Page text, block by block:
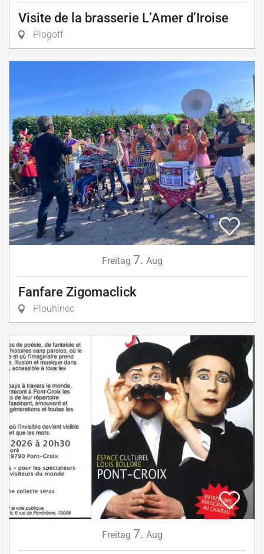
Visite de la brasserie L’Amer d’Iroise
Plogoff
Freitag 7. Aug
Fanfare Zigomaclick
Plouhinec
Freitag 7. Aug